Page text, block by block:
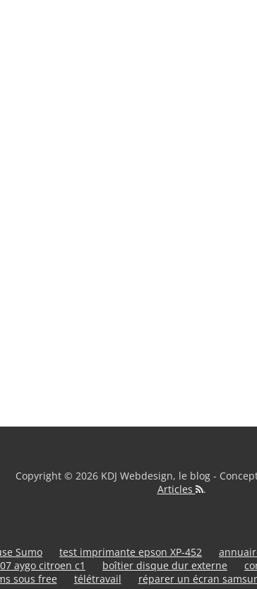
Copyright © 2026 KDJ Webdesign, le blog -
Articles
.
Sumo test imprimante epson XP-452
aygo citroen c1 boîtier disque dur externe
sous free
télétravail réparer un écran